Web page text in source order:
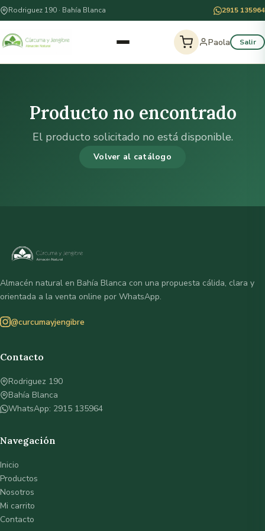
Rodriguez 190 · Bahía Blanca 2915 135964
Paola Salir
Producto no encontrado
El producto solicitado no está disponible.
Volver al catálogo
Almacén natural en Bahía Blanca con una propuesta cálida, clara y
orientada a la venta online por WhatsApp.
@curcumayjengibre
Contacto
Rodriguez 190
Bahía Blanca
WhatsApp: 2915 135964
Navegación
Inicio
Productos
Nosotros
Mi carrito
Contacto